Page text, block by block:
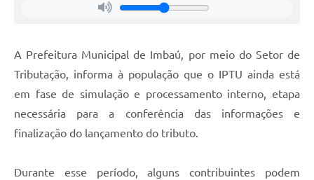
A Prefeitura Municipal de Imbaú, por meio do Setor de
Tributação, informa à população que o IPTU ainda está
em fase de simulação e processamento interno, etapa
necessária para a conferência das informações e
finalização do lançamento do tributo.
Durante esse período, alguns contribuintes podem